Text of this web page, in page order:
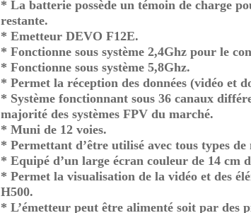
* La batterie possède un témoin de charge
restante.
* Emetteur DEVO F12E.
* Fonctionne sous système 2,4Ghz pour le
* Fonctionne sous système 5,8Ghz.
* Permet la réception des données (vidéo et
* Système fonctionnant sous 36 canaux
majorité des systèmes FPV du marché.
* Muni de 12 voies.
* Permettant d’être utilisé avec tous types de
* Equipé d’un large écran couleur de 14 cm
* Permet la visualisation de la vidéo et des
H500.
* L’émetteur peut être alimenté soit par des